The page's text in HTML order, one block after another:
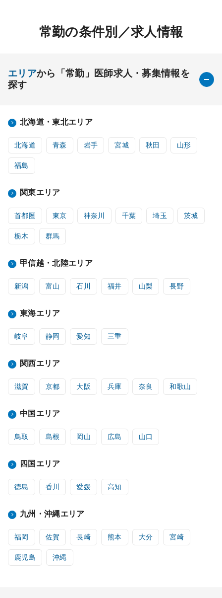
常勤の条件別／求人情報
エリアから「常勤」医師求人・募集情報を
探す
北海道・東北エリア
北海道 青森 岩手 宮城 秋田 山形
福島
関東エリア
首都圏 東京 神奈川 千葉 埼玉 茨城
栃木 群馬
甲信越・北陸エリア
新潟 富山 石川 福井 山梨 長野
東海エリア
岐阜 静岡 愛知 三重
関西エリア
滋賀 京都 大阪 兵庫 奈良 和歌山
中国エリア
鳥取 島根 岡山 広島 山口
四国エリア
徳島 香川 愛媛 高知
九州・沖縄エリア
福岡 佐賀 長崎 熊本 大分 宮崎
鹿児島 沖縄